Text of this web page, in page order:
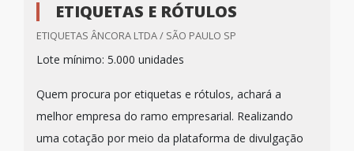
ETIQUETAS E RÓTULOS
ETIQUETAS ÂNCORA LTDA / SÃO PAULO SP
Lote mínimo: 5.000 unidades
Quem procura por etiquetas e rótulos, achará a
melhor empresa do ramo empresarial. Realizando
uma cotação por meio da plataforma de divulgação